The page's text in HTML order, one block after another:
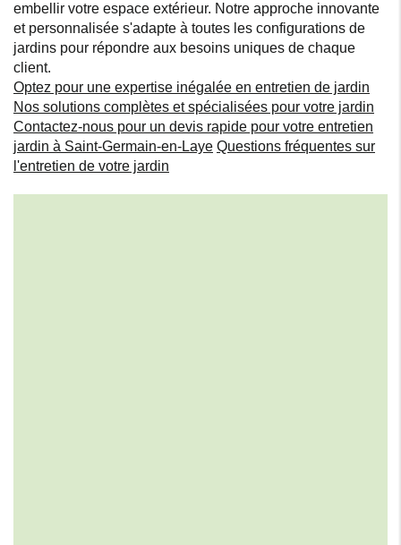
embellir votre espace extérieur. Notre approche innovante
et personnalisée s'adapte à toutes les configurations de
jardins pour répondre aux besoins uniques de chaque
client.
Optez pour une expertise inégalée en entretien de jardin
Nos solutions complètes et spécialisées pour votre jardin
Contactez-nous pour un devis rapide pour votre entretien
jardin à Saint-Germain-en-Laye Questions fréquentes sur
l'entretien de votre jardin